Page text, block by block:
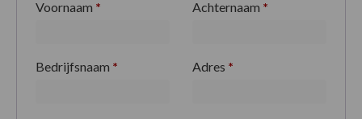
Voornaam * Achternaam *
Bedrijfsnaam * Adres *